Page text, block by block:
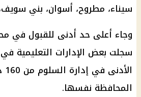
سيناء، مطروح، أسوان، بني
سجلت بعض الإدارات التعليمية في
المحافظة نفسها.